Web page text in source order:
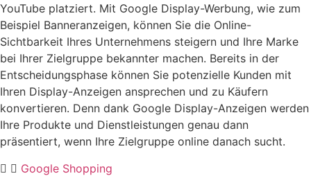
YouTube platziert. Mit Google Display-Werbung, wie zum
Beispiel Banneranzeigen, können Sie die Online-
Sichtbarkeit Ihres Unternehmens steigern und Ihre Marke
bei Ihrer Zielgruppe bekannter machen. Bereits in der
Entscheidungsphase können Sie potenzielle Kunden mit
Ihren Display-Anzeigen ansprechen und zu Käufern
konvertieren. Denn dank Google Display-Anzeigen werden
Ihre Produkte und Dienstleistungen genau dann
präsentiert, wenn Ihre Zielgruppe online danach sucht.
Google Shopping